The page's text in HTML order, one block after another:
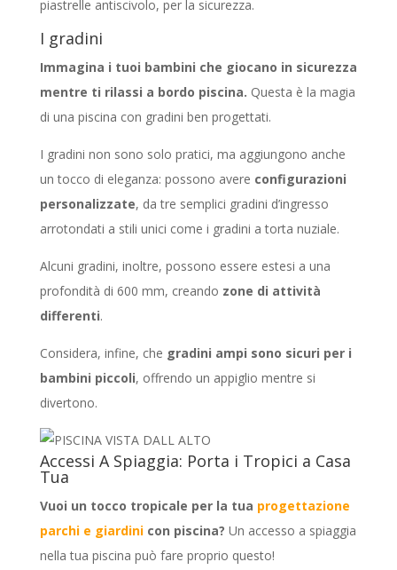
piastrelle antiscivolo, per la sicurezza.
I gradini
Immagina i tuoi bambini che giocano in sicurezza
mentre ti rilassi a bordo piscina. Questa è la magia
di una piscina con gradini ben progettati.
I gradini non sono solo pratici, ma aggiungono anche
un tocco di eleganza: possono avere configurazioni
personalizzate, da tre semplici gradini d’ingresso
arrotondati a stili unici come i gradini a torta nuziale.
Alcuni gradini, inoltre, possono essere estesi a una
profondità di 600 mm, creando zone di attività
differenti.
Considera, infine, che gradini ampi sono sicuri per i
bambini piccoli, offrendo un appiglio mentre si
divertono.
Accessi A Spiaggia: Porta i Tropici a Casa
Tua
Vuoi un tocco tropicale per la tua progettazione
parchi e giardinicon piscina? Un accesso a spiaggia
nella tua piscina può fare proprio questo!